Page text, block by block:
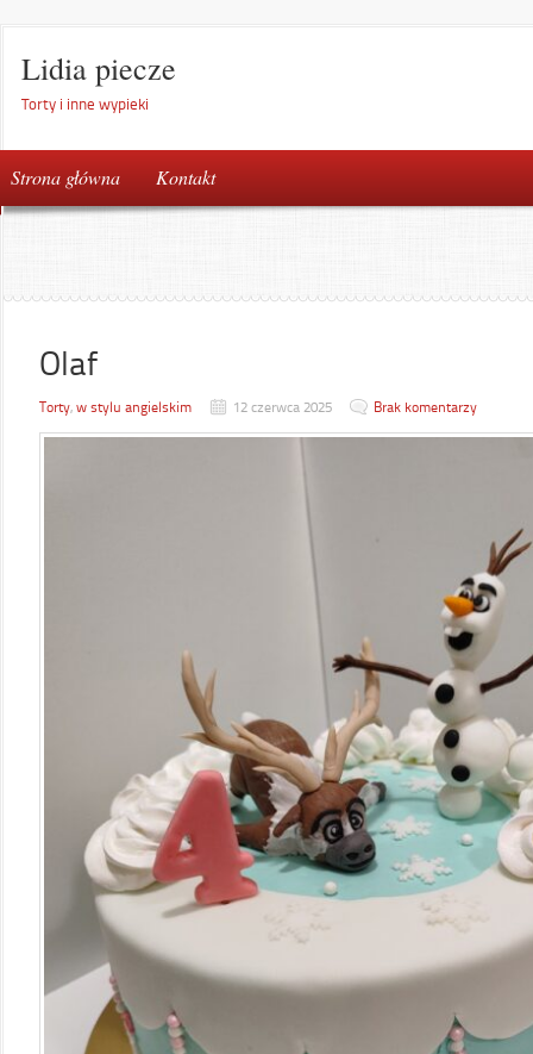
Lidia piecze
Torty i inne wypieki
Strona główna Kontakt
Olaf
Torty, w stylu angielskim 12 czerwca 2025 Brak komentarzy